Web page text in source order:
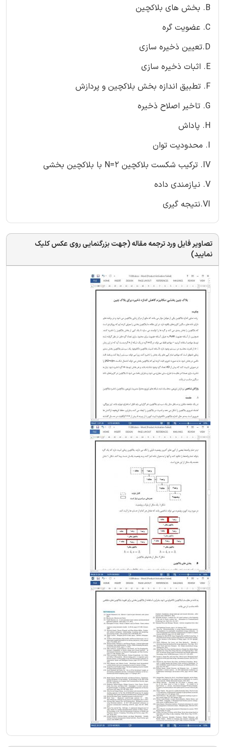
B. بخش های بلاکچین
C. عضویت گره
D.تعیین ذخیره سازی
E. اثبات ذخیره سازی
F. تطبیق اندازه بخش بلاکچین و پردازش
G. تاخیر اصلاح ذخیره
H. پاداش
I. محدودیت توان
IV. ترکیب شکست بلاکچین N=2 با بلاکچین بخشی
V. نیازمندی داده
VI.نتیجه گیری
تصاویر فایل ورد ترجمه مقاله (جهت بزرگنمایی روی عکس کلیک
نمایید)